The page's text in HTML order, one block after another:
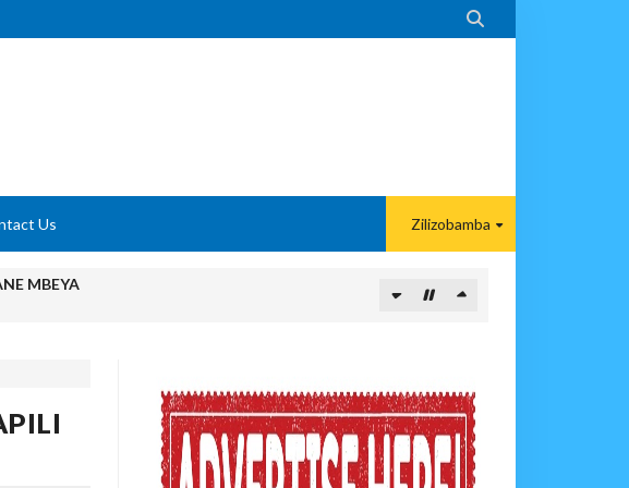

Us Zilizobamba
MBEYA
Iliposafishwa Na Kunipa Usimamizi